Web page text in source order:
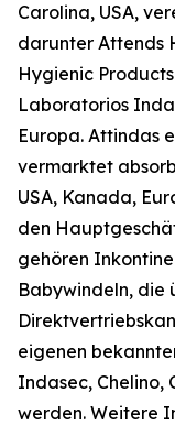
Carolina, USA,
darunter Attends
Hygienic
Laboratorios
Europa. Attindas
vermarktet
USA, Kanada,
den
gehören
Babywindeln, die
eigenen
Indasec, Chelino,
werden. Weitere